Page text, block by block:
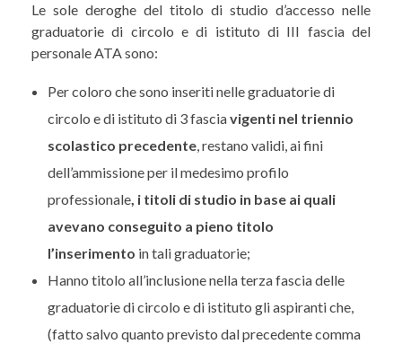
Le sole deroghe del titolo di studio d’accesso nelle
graduatorie di circolo e di istituto di III fascia del
personale ATA sono:
Per coloro che sono inseriti nelle graduatorie di
circolo e di istituto di 3 fasciavigenti nel triennio
scolastico precedente, restano validi, ai fini
dell’ammissione per il medesimo profilo
professionale, i titoli di studio in base ai quali
avevano conseguito a pieno titolo
l’inserimento in tali graduatorie;
Hanno titolo all’inclusione nella terza fascia delle
graduatorie di circolo e di istituto gli aspiranti che,
(fatto salvo quanto previsto dal precedente comma